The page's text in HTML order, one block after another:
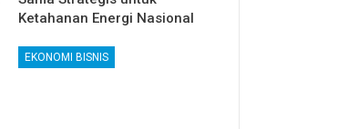
Ketahanan Energi Nasional
EKONOMI BISNIS